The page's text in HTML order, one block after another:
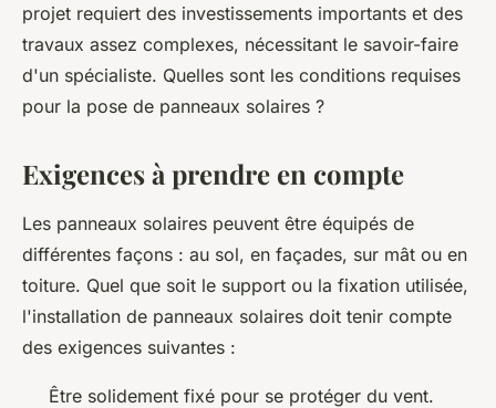
projet requiert des investissements importants et des
travaux assez complexes, nécessitant le savoir-faire
d'un spécialiste. Quelles sont les conditions requises
pour la pose de panneaux solaires ?
Exigences à prendre en compte
Les panneaux solaires peuvent être équipés de
différentes façons : au sol, en façades, sur mât ou en
toiture. Quel que soit le support ou la fixation utilisée,
l'installation de panneaux solaires doit tenir compte
des exigences suivantes :
Être solidement fixé pour se protéger du vent.